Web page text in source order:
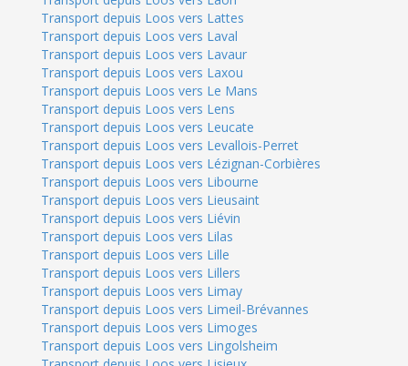
Transport depuis Loos vers Lattes
Transport depuis Loos vers Laval
Transport depuis Loos vers Lavaur
Transport depuis Loos vers Laxou
Transport depuis Loos vers Le Mans
Transport depuis Loos vers Lens
Transport depuis Loos vers Leucate
Transport depuis Loos vers Levallois-Perret
Transport depuis Loos vers Lézignan-Corbières
Transport depuis Loos vers Libourne
Transport depuis Loos vers Lieusaint
Transport depuis Loos vers Liévin
Transport depuis Loos vers Lilas
Transport depuis Loos vers Lille
Transport depuis Loos vers Lillers
Transport depuis Loos vers Limay
Transport depuis Loos vers Limeil-Brévannes
Transport depuis Loos vers Limoges
Transport depuis Loos vers Lingolsheim